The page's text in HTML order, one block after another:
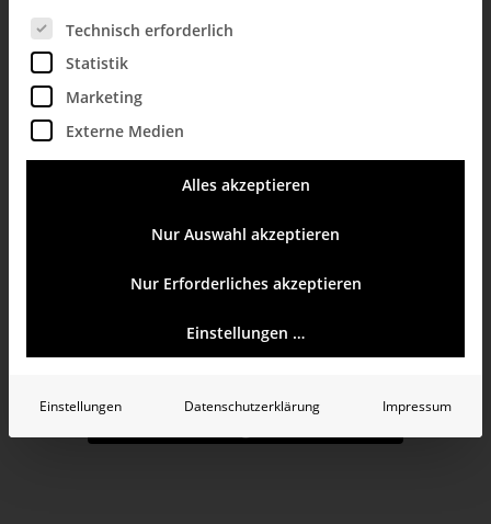
Design Offices
Düsseldorf
Fürst und
Friedrich
Es folgt eine Liste der Service-Gruppen, für die eine
Technisch erforderlich
Statistik
Marketing
Externe Medien
Alles akzeptieren
Nur Auswahl akzeptieren
Nur Erforderliches akzeptieren
Einstellungen …
Einstellungen Datenschutzerklärung Impressum